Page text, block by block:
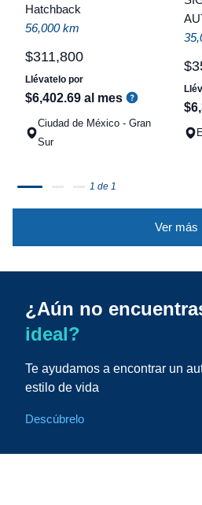
Hatchback
56,000 km
$311,800
Llévatelo por
$6,402.69 al mes
Ciudad de México - Gran
Sur
$
$6,
1 de 1
Ver más
¿Aún no
ideal?
Te ayudamos a encontrar un
estilo de vida
Descúbrelo